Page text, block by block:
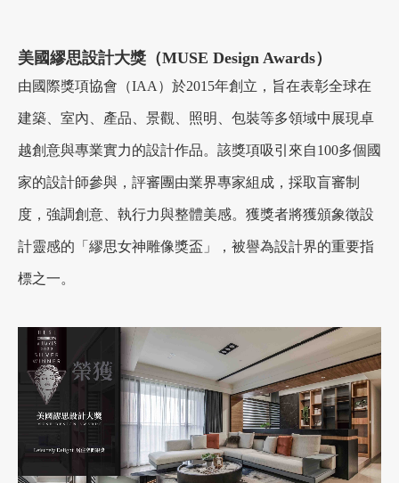
美國繆思設計大獎（MUSE Design Awards）
由國際獎項協會（IAA）於2015年創立，旨在表彰全球在
建築、室內、產品、景觀、照明、包裝等多領域中展現卓
越創意與專業實力的設計作品。該獎項吸引來自100多個國
家的設計師參與，評審團由業界專家組成，採取盲審制
度，強調創意、執行力與整體美感。獲獎者將獲頒象徵設
計靈感的「繆思女神雕像獎盃」，被譽為設計界的重要指
標之一。